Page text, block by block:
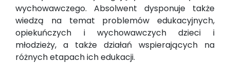
wychowawczego. Absolwent dysponuje także
wiedzą na temat problemów edukacyjnych,
opiekuńczych i wychowawczych dzieci i
młodzieży, a także działań wspierających na
różnych etapach ich edukacji.